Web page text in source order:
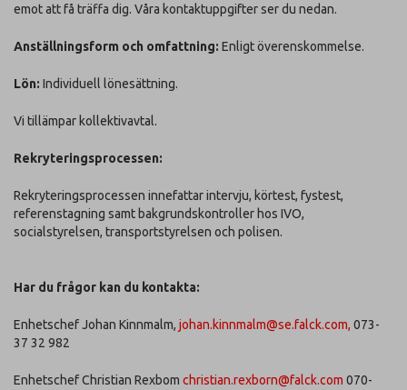
emot att få träffa dig. Våra kontaktuppgifter ser du nedan.
Anställningsform och omfattning: Enligt överenskommelse.
Lön: Individuell lönesättning.
Vi tillämpar kollektivavtal.
Rekryteringsprocessen:
Rekryteringsprocessen innefattar intervju, körtest, fystest,
referenstagning samt bakgrundskontroller hos IVO,
socialstyrelsen, transportstyrelsen och polisen.
Har du frågor kan du kontakta:
Enhetschef Johan Kinnmalm, johan.kinnmalm@se.falck.com, 073-
37 32 982
Enhetschef Christian Rexbom christian.rexborn@falck.com 070-